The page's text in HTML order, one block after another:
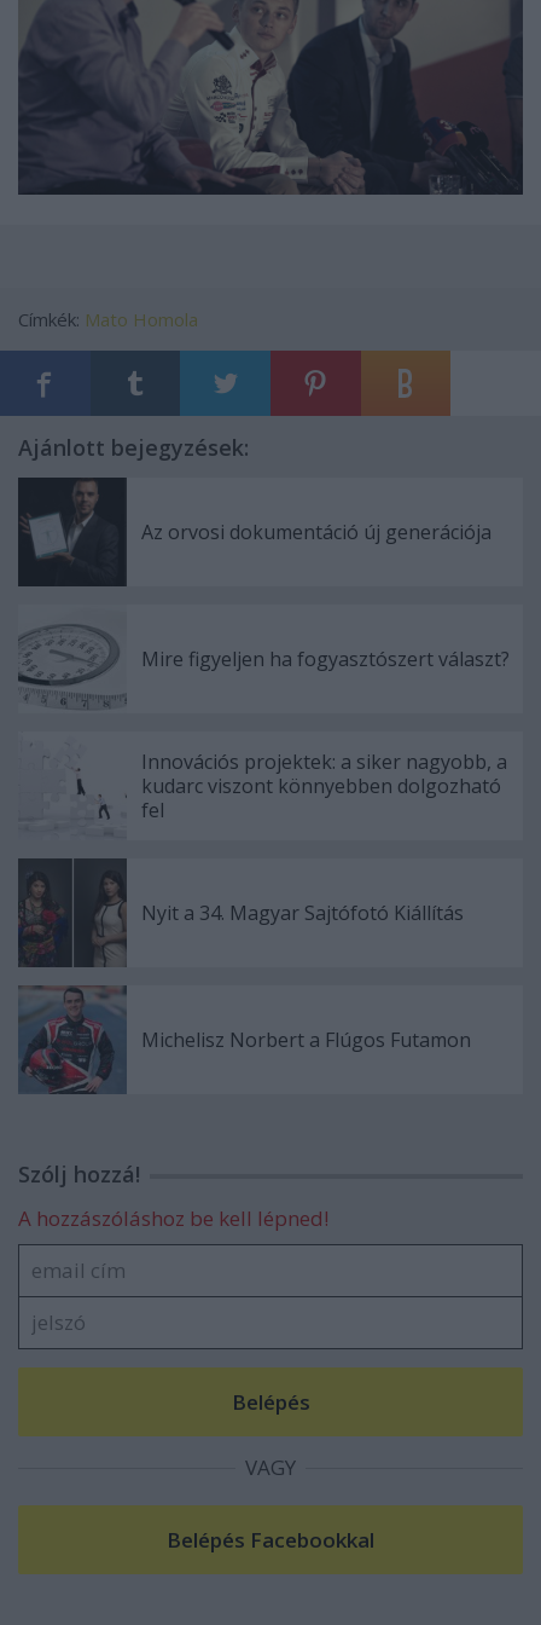
Címkék: Mato Homola
Ajánlott bejegyzések:
Az orvosi dokumentáció új generációja
Mire figyeljen ha fogyasztószert választ?
Innovációs projektek: a siker nagyobb, a
kudarc viszont könnyebben dolgozható
fel
Nyit a 34. Magyar Sajtófotó Kiállítás
Michelisz Norbert a Flúgos Futamon
Szólj hozzá!
A hozzászóláshoz be kell lépned!
VAGY